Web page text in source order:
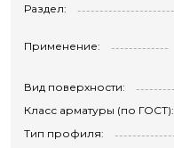
Раздел:
Применение:
Вид поверхности:
Класс арматуры (по ГОСТ):
Тип профиля: